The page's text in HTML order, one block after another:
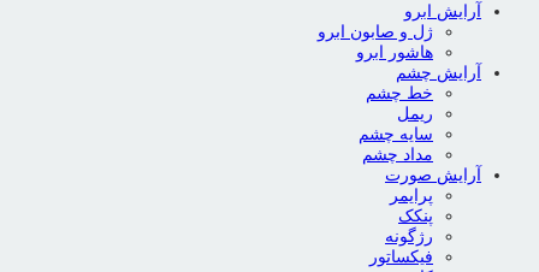
آرایش ابرو
ژل و صابون ابرو
هاشور ابرو
آرایش چشم
خط چشم
ریمل
سایه چشم
مداد چشم
آرایش صورت
پرایمر
پنکک
رژگونه
فیکساتور